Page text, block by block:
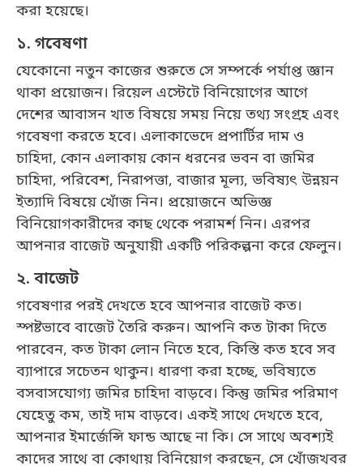
করা হয়েছে।
১. গবেষণা
যেকোনো নতুন কাজের শুরুতে সে সম্পর্কে পর্যাপ্ত জ্ঞান
থাকা প্রয়োজন। রিয়েল এস্টেটে বিনিয়োগের আগে
দেশের আবাসন খাত বিষয়ে সময় নিয়ে তথ্য সংগ্রহ এবং
গবেষণা করতে হবে। এলাকাভেদে প্রপার্টির দাম ও
চাহিদা, কোন এলাকায় কোন ধরনের ভবন বা জমির
চাহিদা, পরিবেশ, নিরাপত্তা, বাজার মূল্য, ভবিষ্যৎ উন্নয়ন
ইত্যাদি বিষয়ে খোঁজ নিন। প্রয়োজনে অভিজ্ঞ
বিনিয়োগকারীদের কাছ থেকে পরামর্শ নিন। এরপর
আপনার বাজেট অনুযায়ী একটি পরিকল্পনা করে ফেলুন।
২. বাজেট
গবেষণার পরই দেখতে হবে আপনার বাজেট কত।
স্পষ্টভাবে বাজেট তৈরি করুন। আপনি কত টাকা দিতে
পারবেন, কত টাকা লোন নিতে হবে, কিস্তি কত হবে সব
ব্যাপারে সচেতন থাকুন। ধারণা করা হচ্ছে, ভবিষ্যতে
বসবাসযোগ্য জমির চাহিদা বাড়বে। কিন্তু জমির পরিমাণ
যেহেতু কম, তাই দাম বাড়বে। একই সাথে দেখতে হবে,
আপনার ইমার্জেন্সি ফান্ড আছে না কি। সে সাথে অবশ্যই
কাদের সাথে বা কোথায় বিনিয়োগ করছেন, সে খোঁজখবর